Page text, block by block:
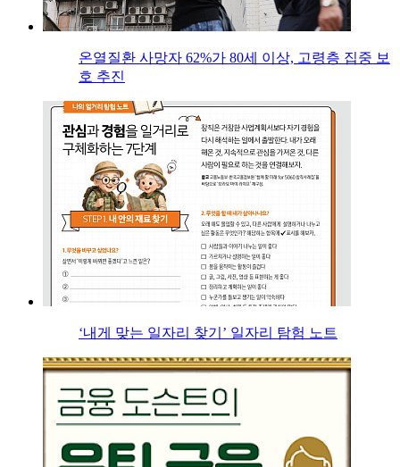
온열질환 사망자 62%가 80세 이상, 고령층 집중 보
호 추진
‘내게 맞는 일자리 찾기’ 일자리 탐험 노트